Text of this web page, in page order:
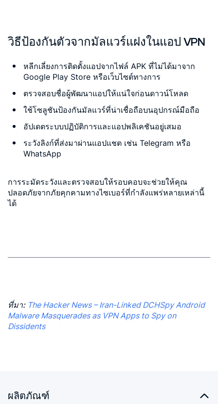
วิธีป้องกันตัวจากมัลแวร์แฝงในแอป VPN
หลีกเลี่ยงการติดตั้งแอปจากไฟล์ APK ที่ไม่ได้มาจาก
Google Play Store หรือเว็บไซต์ทางการ
ตรวจสอบชื่อผู้พัฒนาแอปให้แน่ใจก่อนดาวน์โหลด
ใช้โซลูชันป้องกันมัลแวร์ที่น่าเชื่อถือบนอุปกรณ์มือถือ
อัปเดตระบบปฏิบัติการและแอปพลิเคชันอยู่เสมอ
ระวังลิงก์ที่ส่งมาผ่านแอปแชต เช่น Telegram หรือ
WhatsApp
การระมัดระวังและตรวจสอบให้รอบคอบจะช่วยให้คุณ
ปลอดภัยจากภัยคุกคามทางไซเบอร์ที่กำลังแพร่หลายเหล่านี้
ได้
ที่มา: The Hacker News –Iran-Linked DCHSpy Android
Malware Masquerades as VPN Apps to Spy on
Dissidents
ผลิตภัณฑ์